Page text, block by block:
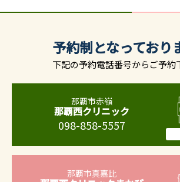
予約制となっており
下記の予約電話番号からご予約
那覇市赤嶺
那覇西クリニック
098-858-5557
那覇市真嘉比